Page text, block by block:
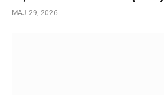
МАЈ 29, 2026